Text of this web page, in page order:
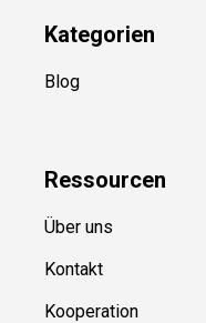
Kategorien
Blog
Ressourcen
Über uns
Kontakt
Kooperation